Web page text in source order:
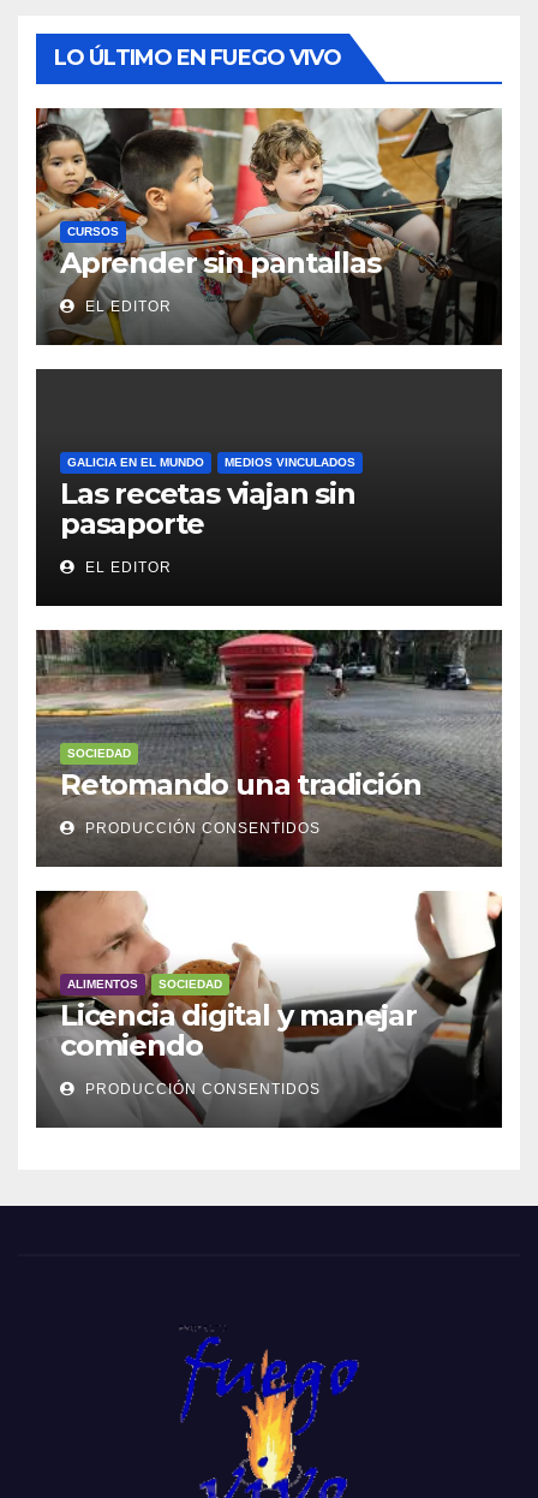
LO ÚLTIMO EN FUEGO VIVO
CURSOS
Aprender sin pantallas
EL EDITOR
GALICIA EN EL MUNDO MEDIOS VINCULADOS
Las recetas viajan sin
pasaporte
EL EDITOR
SOCIEDAD
Retomando una tradición
PRODUCCIÓN CONSENTIDOS
ALIMENTOS SOCIEDAD
Licencia digital y manejar
comiendo
PRODUCCIÓN CONSENTIDOS